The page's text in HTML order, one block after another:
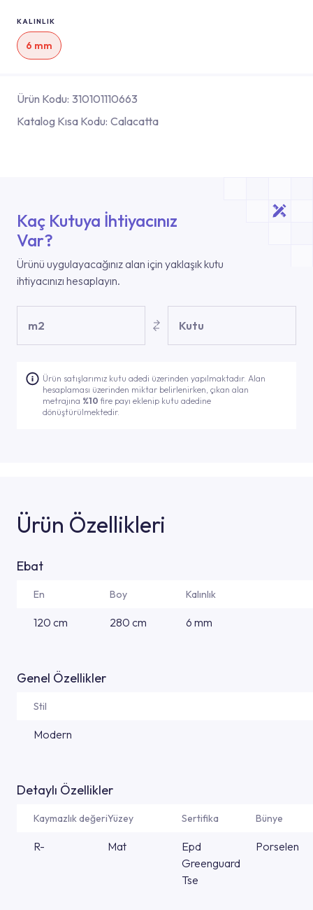
KALINLIK
6 mm
Ürün Kodu: 310101110663
Katalog Kısa Kodu: Calacatta
Kaç Kutuya İhtiyacınız
Var?
Ürünü uygulayacağınız alan için yaklaşık kutu
ihtiyacınızı hesaplayın.
m2 Kutu
Ürün satışlarımız kutu adedi üzerinden yapılmaktadır. Alan
hesaplaması üzerinden miktar belirlenirken, çıkan alan
metrajına %10fire payı eklenip kutu adedine
dönüştürülmektedir.
Ürün Özellikleri
Ebat
En Boy Kalınlık
120 cm 280 cm 6 mm
Genel Özellikler
Stil
Modern
Detaylı Özellikler
Kaymazlık değeriYüzey Sertifika Bünye
R- Mat
Epd
Greenguard
Tse
Porselen